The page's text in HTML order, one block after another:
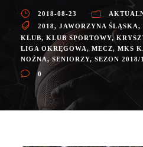
2018-08-23
2018, JAWORZYNA ŚLĄSKA,
KLUB, KLUB SPORTOWY,
LIGA OKRĘGOWA, MECZ, MKS
NOŻNA, SENIORZY, SEZON 2018/
0